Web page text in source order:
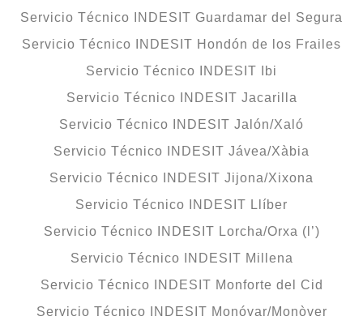
Servicio Técnico INDESIT Guardamar del Segura
Servicio Técnico INDESIT Hondón de los Frailes
Servicio Técnico INDESIT Ibi
Servicio Técnico INDESIT Jacarilla
Servicio Técnico INDESIT Jalón/Xaló
Servicio Técnico INDESIT Jávea/Xàbia
Servicio Técnico INDESIT Jijona/Xixona
Servicio Técnico INDESIT Llíber
Servicio Técnico INDESIT Lorcha/Orxa (l’)
Servicio Técnico INDESIT Millena
Servicio Técnico INDESIT Monforte del Cid
Servicio Técnico INDESIT Monóvar/Monòver